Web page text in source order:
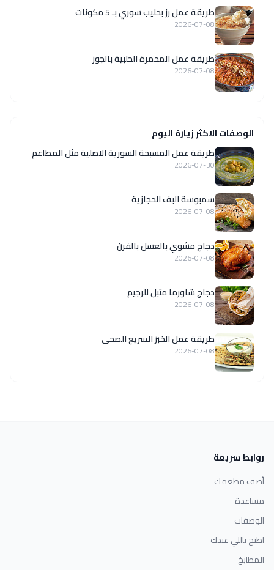
طريقة عمل رز بحليب سوري بـ 5 مكونات
2026-07-08
طريقة عمل المحمرة الحلبية بالجوز
2026-07-08
الوصفات الاكثر زيارة اليوم
‏طريقة عمل المسبحة السورية الاصلية مثل المطاعم
2026-07-30
سمبوسة البف الحجازية
2026-07-08
دجاج مشوي بالعسل بالفرن
2026-07-08
دجاج شاورما متبل للرجيم
2026-07-08
طريقة عمل الخبز السريع الصحى
2026-07-08
روابط سريعة
أضف مطعمك
مساعدة
الوصفات
اطبخ باللي عندك
المطابخ